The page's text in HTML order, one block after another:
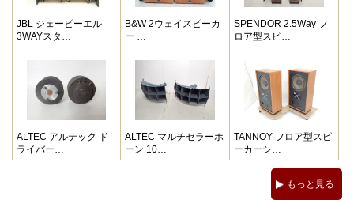
JBL ジェービーエル
3WAYスタ…
B&W 2ウェイスピーカ
ー …
SPENDOR 2.5Way フ
ロア型スピ…
ALTEC アルテック ド
ライバー…
ALTEC マルチセラーホ
ーン 10…
TANNOY フロア型スピ
ーカーシ…
もっと見る